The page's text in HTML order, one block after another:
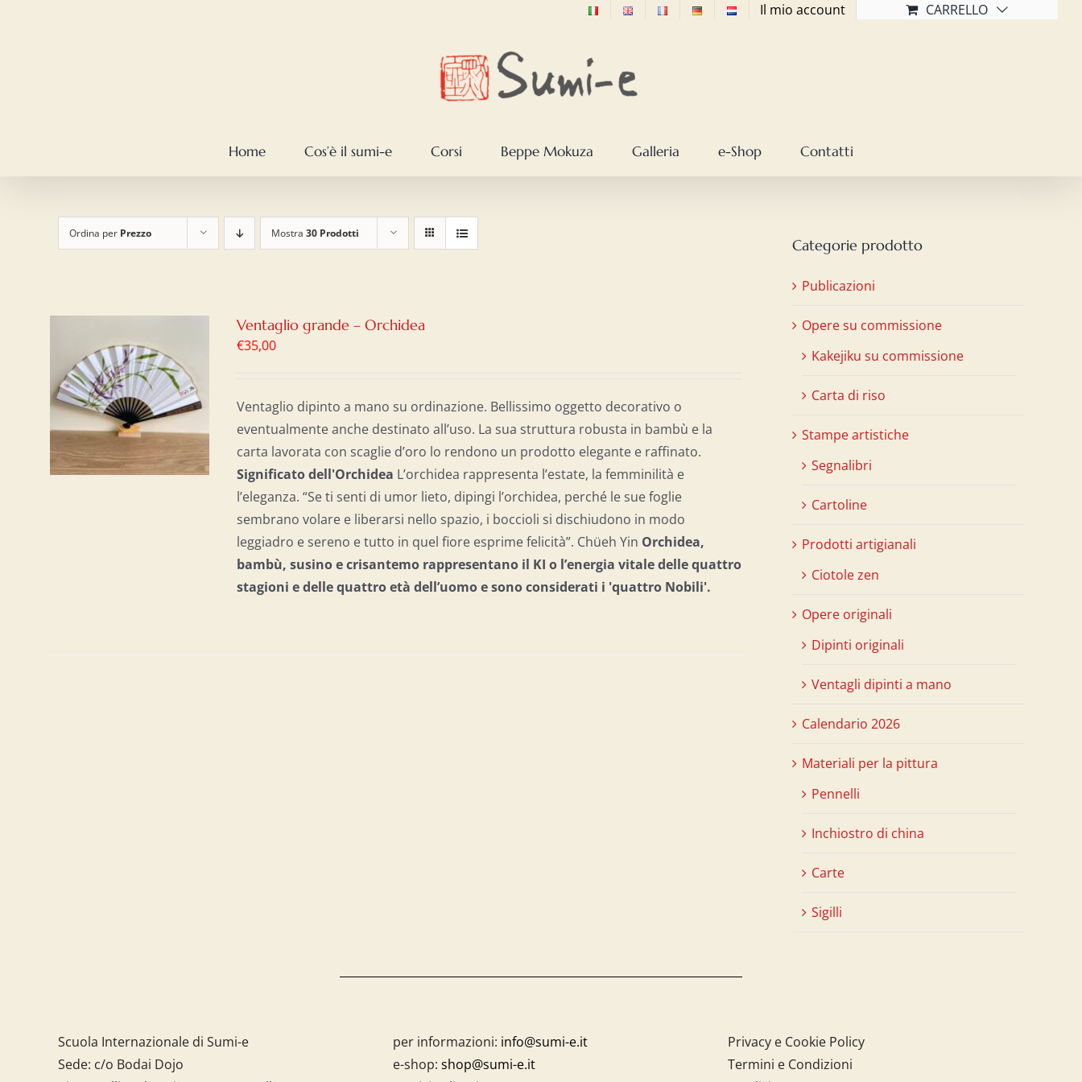
Il mio account CARRELLO
Home Cos’è il sumi-e Corsi Beppe Mokuza Galleria e-Shop Contatti
Ordina per Prezzo Mostra 30 Prodotti
Ventaglio grande – Orchidea
€35,00
Ventaglio dipinto a mano su ordinazione. Bellissimo oggetto decorativo o
eventualmente anche destinato all’uso. La sua struttura robusta in bambù e la
carta lavorata con scaglie d’oro lo rendono un prodotto elegante e raffinato.
Significato dell'Orchidea L’orchidea rappresenta l’estate, la femminilità e
l’eleganza. “Se ti senti di umor lieto, dipingi l’orchidea, perché le sue foglie
sembrano volare e liberarsi nello spazio, i boccioli si dischiudono in modo
leggiadro e sereno e tutto in quel fiore esprime felicità”. Chüeh Yin Orchidea,
bambù, susino e crisantemo rappresentano il KI o l’energia vitale delle quattro
stagioni e delle quattro età dell’uomo esono considerati i 'quattro Nobili'.
Categorie prodotto
Publicazioni
Opere su commissione
Kakejiku su commissione
Carta di riso
Stampe artistiche
Segnalibri
Cartoline
Prodotti artigianali
Ciotole zen
Opere originali
Dipinti originali
Ventagli dipinti a mano
Calendario 2026
Materiali per la pittura
Pennelli
Inchiostro di china
Carte
Sigilli
Scuola Internazionale di Sumi-e
Sede: c/o Bodai Dojo
per informazioni: info@sumi-e.it
e-shop: shop@sumi-e.it
Privacy e Cookie Policy
Termini e Condizioni